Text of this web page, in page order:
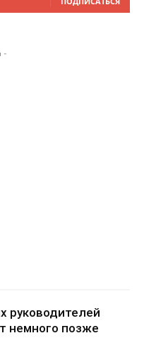
-
руководителей
немного позже